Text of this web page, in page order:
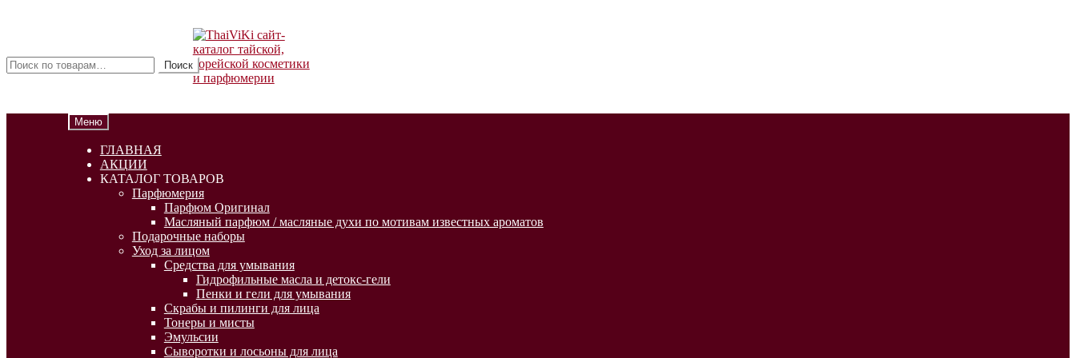
навигации
содержимому
Искать: Поиск
Меню
ГЛАВНАЯ
АКЦИИ
КАТАЛОГ ТОВАРОВ
Парфюмерия
Парфюм Оригинал
Масляный парфюм / масляные духи по мотивам известных ароматов
Подарочные наборы
Уход за лицом
Средства для умывания
Гидрофильные масла и детокс-гели
Пенки и гели для умывания
Скрабы и пилинги для лица
Тонеры и мисты
Эмульсии
Сыворотки и лосьоны для лица